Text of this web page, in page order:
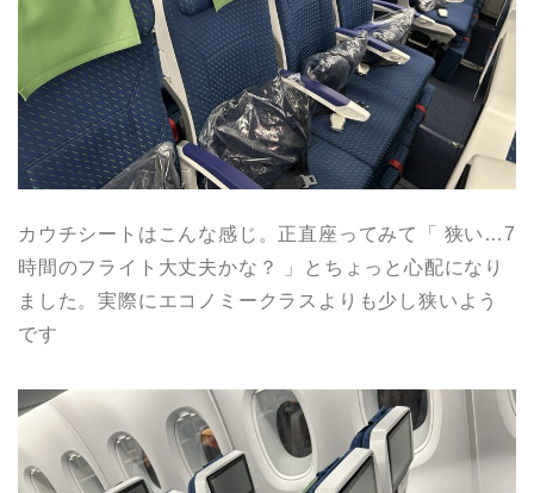
カウチシートはこんな感じ。正直座ってみて「 狭い…7
時間のフライト大丈夫かな？ 」とちょっと心配になり
ました。実際にエコノミークラスよりも少し狭いよう
です